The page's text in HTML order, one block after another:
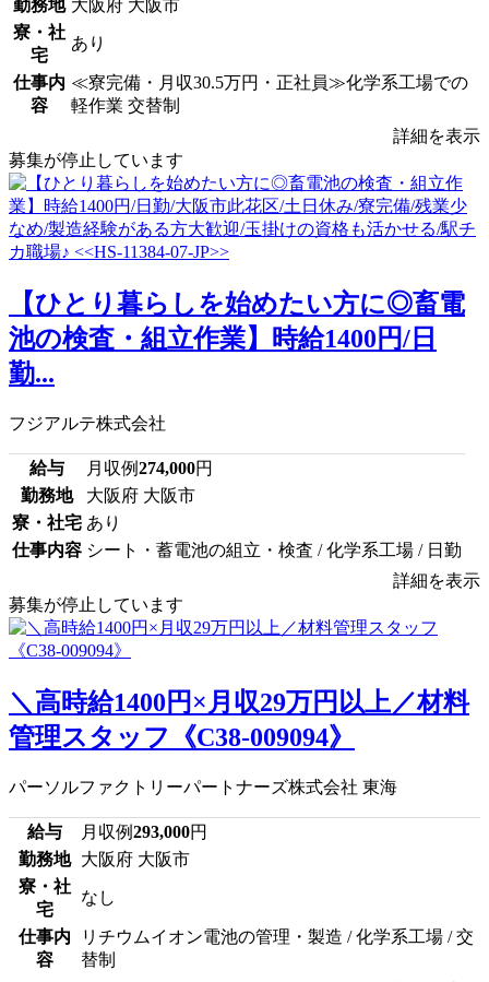
勤務地 大阪府 大阪市
寮・社
宅
あり
仕事内
容
≪寮完備・月収30.5万円・正社員≫化学系工場での
軽作業 交替制
詳細を表示
募集が停止しています
【ひとり暮らしを始めたい方に◎畜電
池の検査・組立作業】時給1400円/日
勤...
フジアルテ株式会社
給与 月収例274,000円
勤務地
大阪府 大阪市
寮・社宅 あり
仕事内容 シート・蓄電池の組立・検査 / 化学系工場 / 日勤
詳細を表示
募集が停止しています
＼高時給1400円×月収29万円以上／材料
管理スタッフ《C38-009094》
パーソルファクトリーパートナーズ株式会社 東海
給与 月収例293,000円
勤務地
大阪府 大阪市
寮・社
宅
なし
仕事内
容
リチウムイオン電池の管理・製造 / 化学系工場 / 交
替制